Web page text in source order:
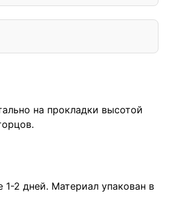
на прокладки высотой
2 дней. Материал упакован в